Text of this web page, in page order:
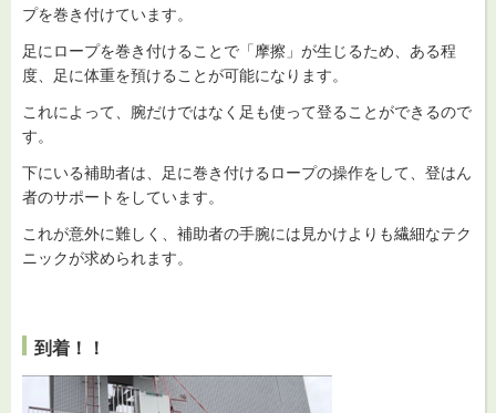
プを巻き付けています。
足にロープを巻き付けることで「摩擦」が生じるため、ある程
度、足に体重を預けることが可能になります。
これによって、腕だけではなく足も使って登ることができるので
す。
下にいる補助者は、足に巻き付けるロープの操作をして、登はん
者のサポートをしています。
これが意外に難しく、補助者の手腕には見かけよりも繊細なテク
ニックが求められます。
到着！！